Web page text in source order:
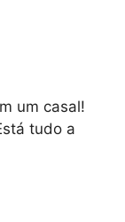
um casal!
tudo a